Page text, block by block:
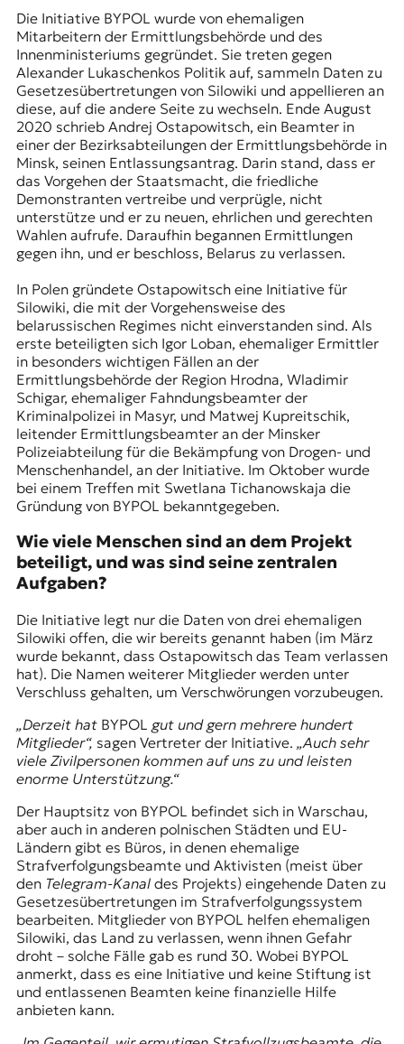
u
r
o
p
a
.
Die Initiative BYPOL wurde von ehemaligen
Mitarbeitern der Ermittlungsbehörde und des
Innenministeriums gegründet. Sie treten gegen
Alexander Lukaschenkos Politik auf, sammeln Daten zu
Gesetzesübertretungen von Silowiki und appellieren an
diese, auf die andere Seite zu wechseln. Ende August
2020 schrieb Andrej Ostapowitsch, ein Beamter in
einer der Bezirksabteilungen der Ermittlungsbehörde in
Minsk, seinen Entlassungsantrag. Darin stand, dass er
das Vorgehen der Staatsmacht, die friedliche
Demonstranten vertreibe und verprügle, nicht
unterstütze und er zu neuen, ehrlichen und gerechten
Wahlen aufrufe. Daraufhin begannen Ermittlungen
gegen ihn, und er beschloss, Belarus zu verlassen.
In Polen gründete Ostapowitsch eine Initiative für
Silowiki, die mit der Vorgehensweise des
belarussischen Regimes nicht einverstanden sind. Als
erste beteiligten sich Igor Loban, ehemaliger Ermittler
in besonders wichtigen Fällen an der
Ermittlungsbehörde der Region Hrodna, Wladimir
Schigar, ehemaliger Fahndungsbeamter der
Kriminalpolizei in Masyr, und Matwej Kupreitschik,
leitender Ermittlungsbeamter an der Minsker
Polizeiabteilung für die Bekämpfung von Drogen- und
Menschenhandel, an der Initiative. Im Oktober wurde
bei einem Treffen mit Swetlana Tichanowskaja die
Gründung von BYPOL bekanntgegeben.
Wie viele Menschen sind an dem Projekt
beteiligt, und was sind seine zentralen
Aufgaben?
Die Initiative legt nur die Daten von drei ehemaligen
Silowiki offen, die wir bereits genannt haben (im März
wurde bekannt, dass Ostapowitsch das Team verlassen
hat). Die Namen weiterer Mitglieder werden unter
Verschluss gehalten, um Verschwörungen vorzubeugen.
„Derzeit hatBYPOL gut und gern mehrere hundert
Mitglieder“, sagen Vertreter der Initiative. „Auch sehr
viele Zivilpersonen kommen auf uns zu und leisten
enorme Unterstützung.“
Der Hauptsitz von BYPOL befindet sich in Warschau,
aber auch in anderen polnischen Städten und EU-
Ländern gibt es Büros, in denen ehemalige
Strafverfolgungsbeamte und Aktivisten (meist über
den Telegram-Kanaldes Projekts) eingehende Daten zu
Gesetzesübertretungen im Strafverfolgungssystem
bearbeiten. Mitglieder von BYPOL helfen ehemaligen
Silowiki, das Land zu verlassen, wenn ihnen Gefahr
droht – solche Fälle gab es rund 30. Wobei BYPOL
anmerkt, dass es eine Initiative und keine Stiftung ist
und entlassenen Beamten keine finanzielle Hilfe
anbieten kann.